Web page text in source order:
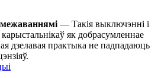
— Такія выключэнні і
як добрасумленнае
дзелавая практыка не падпадаюць